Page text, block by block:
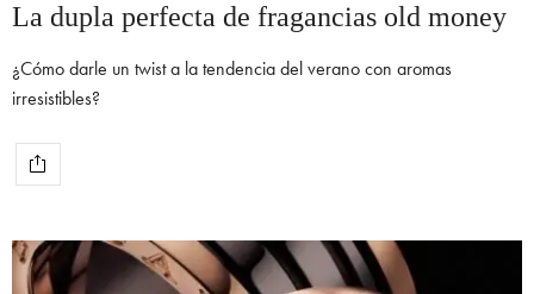
La dupla perfecta de fragancias old money
¿Cómo darle un twist a la tendencia del verano con aromas
irresistibles?